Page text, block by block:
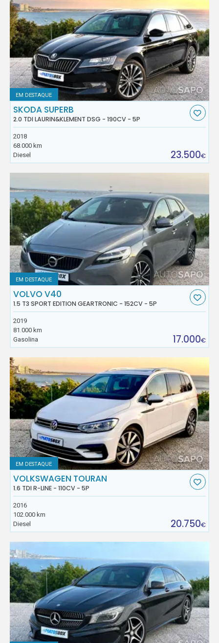
EM DESTAQUE
SKODA SUPERB
2.0 TDI LAURIN&KLEMENT DSG - 190CV - 5P
2018
68.000 km
Diesel
23.500€
EM DESTAQUE
VOLVO V40
1.5 T3 SPORT EDITION GEARTRONIC - 152CV - 5P
2019
81.000 km
Gasolina
17.000€
EM DESTAQUE
VOLKSWAGEN TOURAN
1.6 TDI R-LINE - 110CV - 5P
2016
102.000 km
Diesel
20.750€